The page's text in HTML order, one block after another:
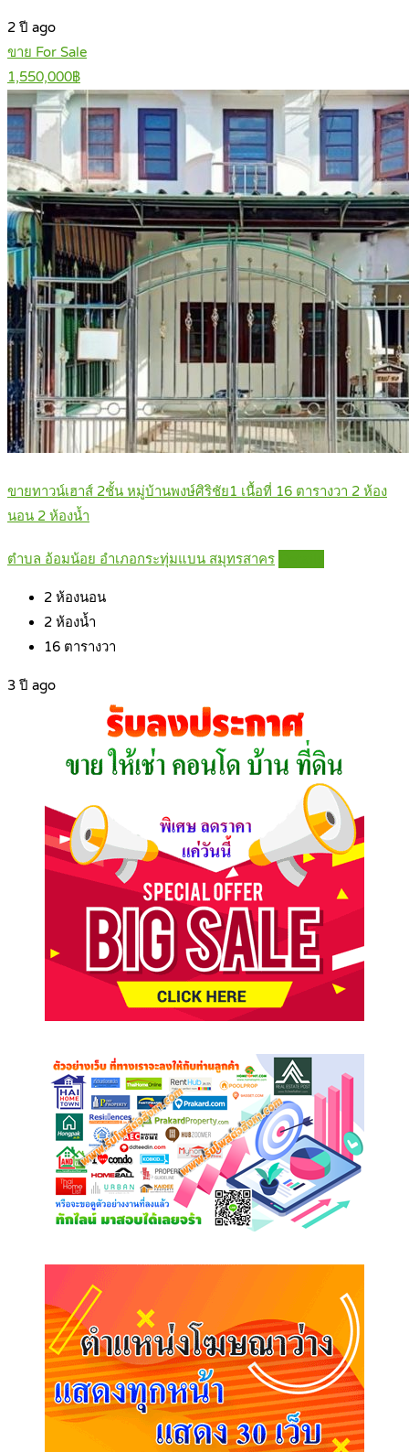
2 ปี ago
ขาย For Sale
1,550,000฿
ขายทาวน์เฮาส์ 2ชั้น หมู่บ้านพงษ์ศิริชัย1 เนื้อที่ 16 ตารางวา 2 ห้อง
นอน 2 ห้องน้ำ
ตำบล อ้อมน้อย อำเภอกระทุ่มแบน สมุทรสาคร
2 ห้องนอน
2 ห้องน้ำ
16 ตารางวา
3 ปี ago